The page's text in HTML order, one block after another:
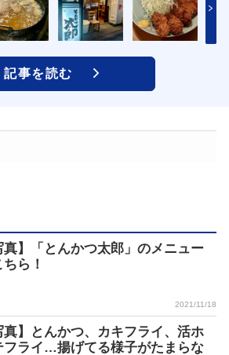
記事を読む
真】「とんかつ太郎」のメニュー
ら！
2021/11/18
真】とんかつ、カキフライ、活ホ
フライ…揚げてる様子がたまらな